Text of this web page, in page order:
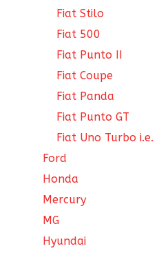
Fiat Stilo
Fiat 500
Fiat Punto II
Fiat Coupe
Fiat Panda
Fiat Punto GT
Fiat Uno Turbo i.e.
Ford
Honda
Mercury
MG
Hyundai